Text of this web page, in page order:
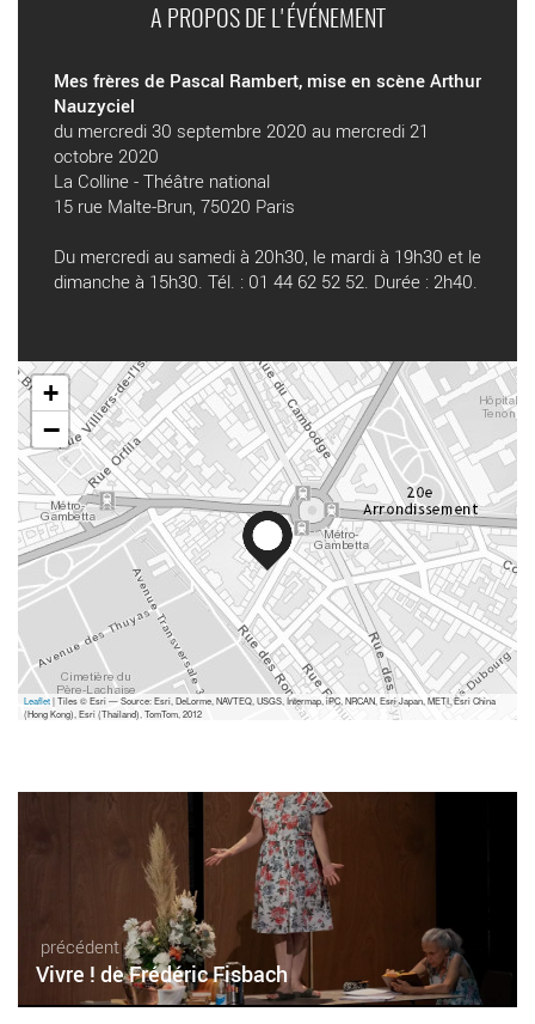
A PROPOS DE L'ÉVÉNEMENT
Mes frères de Pascal Rambert, mise en scène Arthur
Nauzyciel
du mercredi 30 septembre 2020 au mercredi 21
octobre 2020
La Colline - Théâtre national
15 rue Malte-Brun, 75020 Paris
Du mercredi au samedi à 20h30, le mardi à 19h30 et le
dimanche à 15h30. Tél. : 01 44 62 52 52. Durée : 2h40.
+
−
Leaflet| Tiles © Esri — Source: Esri, DeLorme, NAVTEQ, USGS, Intermap, iPC, NRCAN, Esri Japan, METI, Esri China
(Hong Kong), Esri (Thailand), TomTom, 2012
précédent
Vivre ! de Frédéric Fisbach